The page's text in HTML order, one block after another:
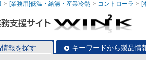
[業務用]低温・給湯・産業冷熱 コントローラ [
報を探す キーワードから製品情